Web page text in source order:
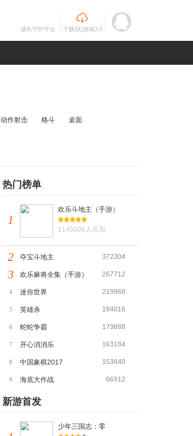
成长守护平台 下载QQ游戏2.0
动作射击 格斗
桌面
热门榜单
1
欢乐斗地主（手游）
1145008人添加
2 夺宝斗地主 372304
3 欢乐麻将全集（手游） 267712
4 迷你世界 219968
5 英雄杀 184016
6 蛇蛇争霸 179888
7 开心消消乐 163184
8 中国象棋2017 153840
9 海底大作战 66912
新游首发
少年三国志：零